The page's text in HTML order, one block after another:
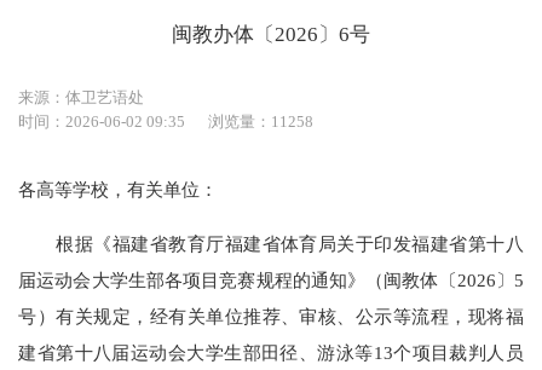
闽教办体〔2026〕6号
来源：体卫艺语处
时间：2026-06-02 09:35
浏览量：11258
各高等学校，有关单位：
根据《福建省教育厅福建省体育局关于印发福建省第十八
届运动会大学生部各项目竞赛规程的通知》（闽教体〔2026〕5
号）有关规定，经有关单位推荐、审核、公示等流程，现将福
建省第十八届运动会大学生部田径、游泳等13个项目裁判人员